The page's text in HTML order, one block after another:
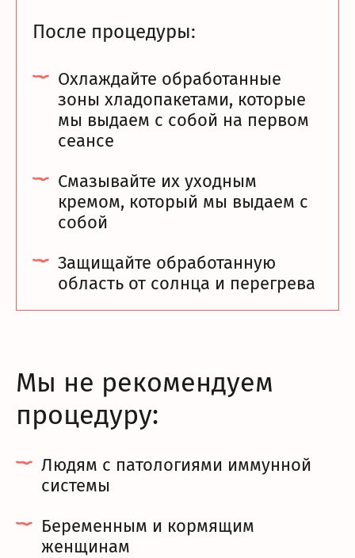
После процедуры:
Охлаждайте обработанные
зоны хладопакетами, которые
мы выдаем с собой на первом
сеансе
Смазывайте их уходным
кремом, который мы выдаем с
собой
Защищайте обработанную
область от солнца и перегрева
Мы не рекомендуем
процедуру:
Людям с патологиями иммунной
системы
Беременным и кормящим
женщинам